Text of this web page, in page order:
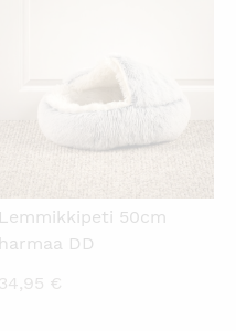
Lemmikkipeti 50cm
harmaa DD
34,95 €